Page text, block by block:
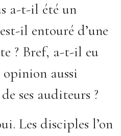
a-t-il été un
il entouré d’une
? Bref, a-t-il eu
opinion aussi
ses auditeurs ?
Les disciples l’on